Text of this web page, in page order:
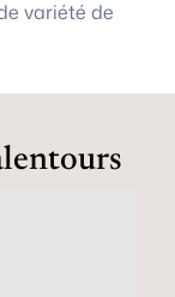
variété de